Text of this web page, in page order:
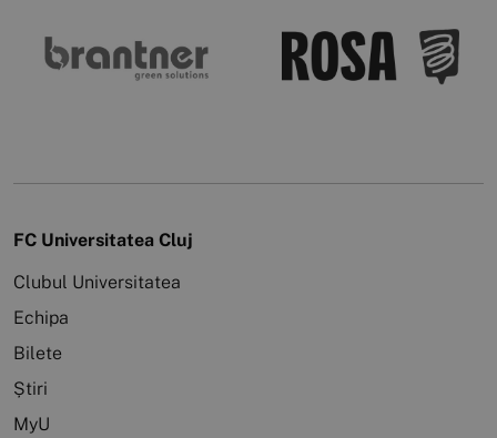
FC Universitatea Cluj
Clubul Universitatea
Echipa
Bilete
Știri
MyU